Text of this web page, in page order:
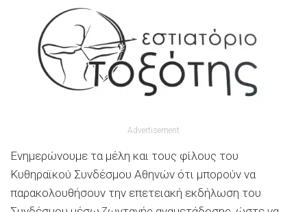
Advertisement
Ενημερώνουμε τα μέλη και τους φίλους του
Κυθηραϊκού Συνδέσμου Αθηνών ότι μπορούν να
παρακολουθήσουν την επετειακή εκδήλωση του